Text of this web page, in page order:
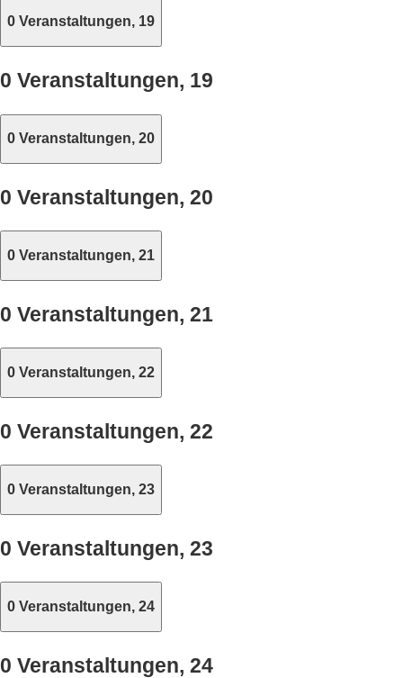
0 Veranstaltungen, 19
0 Veranstaltungen, 19
0 Veranstaltungen, 20
0 Veranstaltungen, 20
0 Veranstaltungen, 21
0 Veranstaltungen, 21
0 Veranstaltungen, 22
0 Veranstaltungen, 22
0 Veranstaltungen, 23
0 Veranstaltungen, 23
0 Veranstaltungen, 24
0 Veranstaltungen, 24